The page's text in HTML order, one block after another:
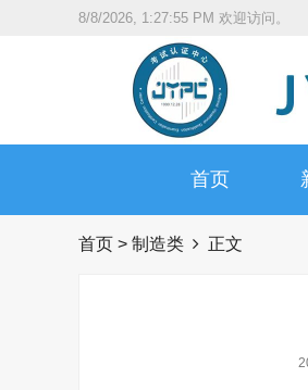
8/8/2026, 1:27:56 PM 欢迎访问。
首页
首页 > 制造类 正文